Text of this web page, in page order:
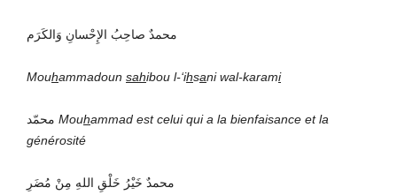
محمدٌ صاحِبُ الإِحْسانِ وَالكَرَم
Mouhammadoun sahibou l-‘ihsani wal-karami
Mouhammad est celui qui a la bienfaisance et la
générosité
محمدٌ خَيْرُ خَلْقِ اللهِ مِنْ مُضَرِ